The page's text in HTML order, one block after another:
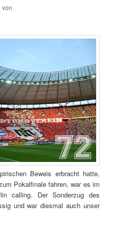
von
Beweis erbracht hatte,
Pokalfinale fahren, war es im
calling. Der Sonderzug des
und war diesmal auch unser